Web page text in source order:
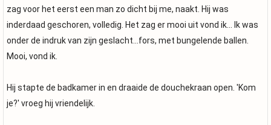
zag voor het eerst een man zo dicht bij me, naakt. Hij was
inderdaad geschoren, volledig. Het zag er mooi uit vond ik... Ik was
onder de indruk van zijn geslacht...fors, met bungelende ballen.
Mooi, vond ik.
Hij stapte de badkamer in en draaide de douchekraan open. 'Kom
je?' vroeg hij vriendelijk.